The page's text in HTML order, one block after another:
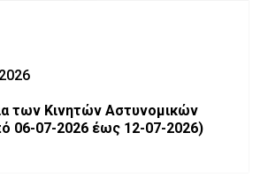
των Κινητών Αστυνομικών
(από 06-07-2026 έως 12-07-2026)